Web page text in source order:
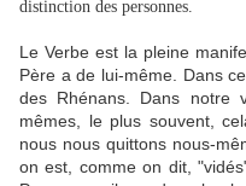
distinction des personnes.
Le Verbe est la pleine
Père a de lui-même. Dans
des Rhénans. Dans notre
mêmes, le plus souvent,
nous nous quittons nous-
on est, comme on dit,